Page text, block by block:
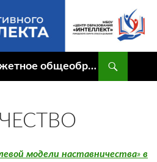
Муниципальное бюджетное общеобразовательное учреждение "Центр образования "Интеллект" городского округа Спасск-Дальний
модели наставничества» в